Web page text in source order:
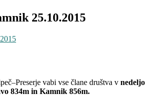
25.10.2015
vabi vse člane društva v nedeljo
834m in Kamnik 856m.